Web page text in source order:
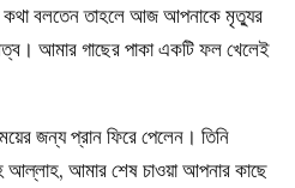
কথা বলতেন তাহলে আজ আপনাকে মৃত্যুর
আমার গাছের পাকা একটি ফল খেলেই
জন্য প্রান ফিরে পেলেন। তিনি
আমার শেষ চাওয়া আপনার কাছে